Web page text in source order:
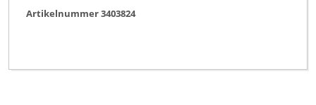
Artikelnummer 3403824